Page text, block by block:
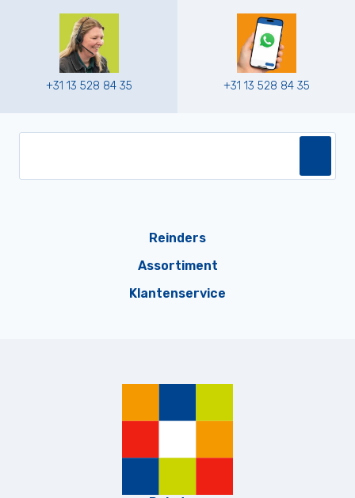
+31 13 528 84 35 +31 13 528 84 35
Reinders
Assortiment
Klantenservice